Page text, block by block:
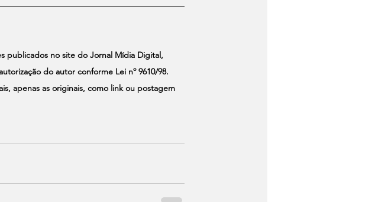
publicados no site do Jornal Mídia Digital,
do autor conforme Lei nº 9610/98.
apenas as originais, como link ou postagem